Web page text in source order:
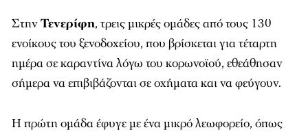
ΣτηνΤενερίφη, τρεις μικρές ομάδες από τους 130
ενοίκους του ξενοδοχείου, που βρίσκεται για τέταρτη
ημέρα σε καραντίνα λόγω του κορωνοϊού, εθεάθησαν
σήμερα να επιβιβάζονται σε οχήματα και να φεύγουν.
Η πρώτη ομάδα έφυγε με ένα μικρό λεωφορείο, όπως